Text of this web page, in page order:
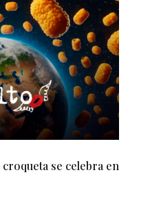
se celebra en